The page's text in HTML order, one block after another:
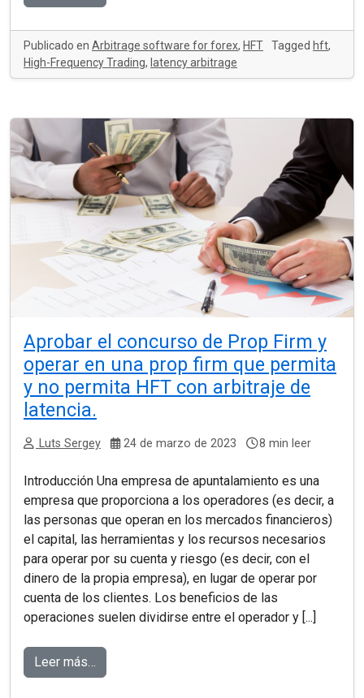
Publicado en Arbitrage software for forex, HFT Tagged hft,
High-Frequency Trading, latency arbitrage
Aprobar el concurso de Prop Firm y
operar en una prop firm que permita
y no permita HFT con arbitraje de
latencia.
Luts Sergey 24 de marzo de 2023 8 min leer
Introducción Una empresa de apuntalamiento es una
empresa que proporciona a los operadores (es decir, a
las personas que operan en los mercados financieros)
el capital, las herramientas y los recursos necesarios
para operar por su cuenta y riesgo (es decir, con el
dinero de la propia empresa), en lugar de operar por
cuenta de los clientes. Los beneficios de las
operaciones suelen dividirse entre el operador y [...]
Leer más…